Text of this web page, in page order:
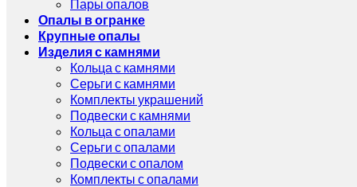
Пары опалов
Опалы в огранке
Крупные опалы
Изделия с камнями
Кольца с камнями
Серьги с камнями
Комплекты украшений
Подвески с камнями
Кольца с опалами
Серьги с опалами
Подвески с опалом
Комплекты с опалами